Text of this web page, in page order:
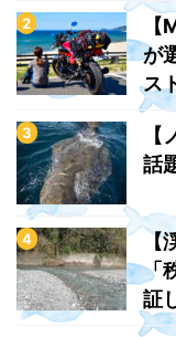
が
ス
話
【
「
証